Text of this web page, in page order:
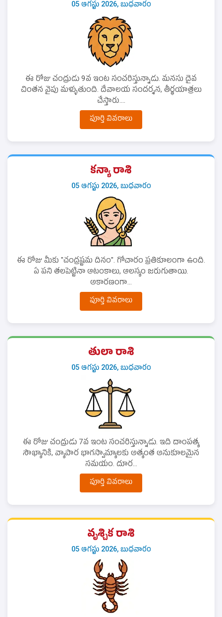
05 ఆగస్టు 2026, బుధవారం
ఈ రోజు చంద్రుడు 9వ ఇంట సంచరిస్తున్నాడు. మనసు దైవ
చింతన వైపు మళ్ళుతుంది. దేవాలయ సందర్శన, తీర్థయాత్రలు
చేస్తారు....
పూర్తి వివరాలు
కన్యా రాశి
05 ఆగస్టు 2026, బుధవారం
ఈ రోజు మీకు "చంద్రష్టమ దినం". గోచారం ప్రతికూలంగా ఉంది.
ఏ పని తలపెట్టినా ఆటంకాలు, ఆలస్యం జరుగుతాయి.
అకారణంగా...
పూర్తి వివరాలు
తులా రాశి
05 ఆగస్టు 2026, బుధవారం
ఈ రోజు చంద్రుడు 7వ ఇంట సంచరిస్తున్నాడు. ఇది దాంపత్య
సౌఖ్యానికి, వ్యాపార భాగస్వామ్యాలకు అత్యంత అనుకూలమైన
సమయం. దూర...
పూర్తి వివరాలు
వృశ్చిక రాశి
05 ఆగస్టు 2026, బుధవారం